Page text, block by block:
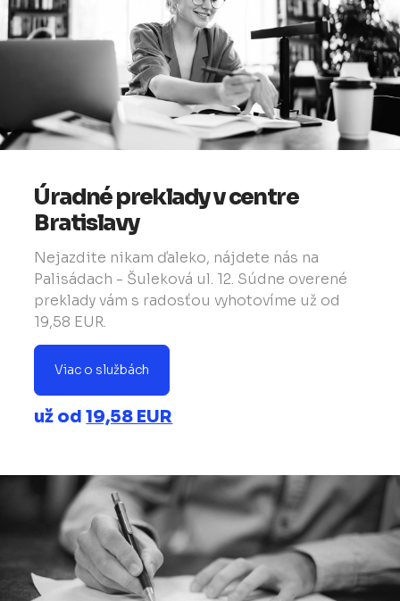
Úradné preklady v centre
Bratislavy
Nejazdite nikam ďaleko, nájdete nás na
Palisádach - Šuleková ul. 12. Súdne overené
preklady vám s radosťou vyhotovíme už od
19,58 EUR.
Viac o službách
už od19,58 EUR